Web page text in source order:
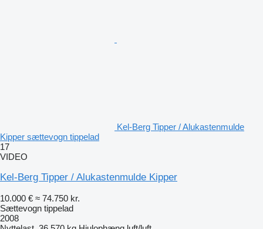
Kel-Berg Tipper / Alukastenmulde
Kipper sættevogn tippelad
17
VIDEO
Kel-Berg Tipper / Alukastenmulde Kipper
10.000 € ≈ 74.750 kr.
Sættevogn tippelad
2008